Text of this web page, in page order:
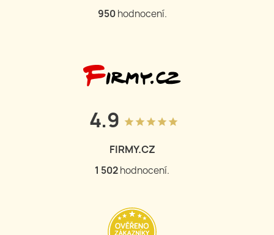
950 hodnocení.
4.9 grade grade grade grade grade
FIRMY.CZ
1 503hodnocení.